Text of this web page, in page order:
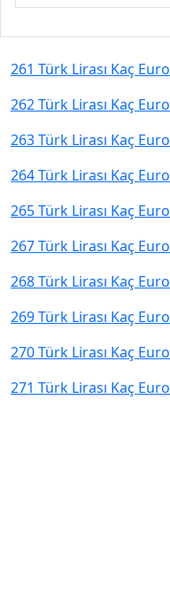
261 Türk Lirası Kaç Euro
262 Türk Lirası Kaç Euro
263 Türk Lirası Kaç Euro
264 Türk Lirası Kaç Euro
265 Türk Lirası Kaç Euro
267 Türk Lirası Kaç Euro
268 Türk Lirası Kaç Euro
269 Türk Lirası Kaç Euro
270 Türk Lirası Kaç Euro
271 Türk Lirası Kaç Euro